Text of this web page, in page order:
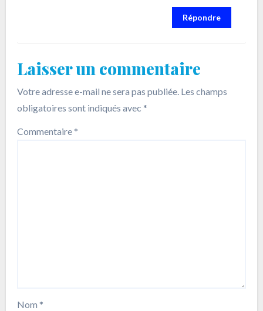
Répondre
Laisser un commentaire
Votre adresse e-mail ne sera pas publiée. Les champs
obligatoires sont indiqués avec *
Commentaire*
Nom *